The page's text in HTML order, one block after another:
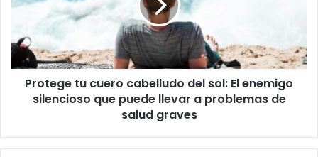
del
enemigo
silencioso
que
puede
problemas
Protege tu cuero cabelludo del sol: El enemigo
silencioso que puede llevar a problemas de
salud graves